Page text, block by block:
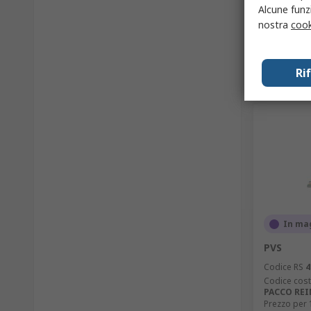
In
PVS
Codice RS
Codice
PACCO
Prezzo per
Alcune
nostra